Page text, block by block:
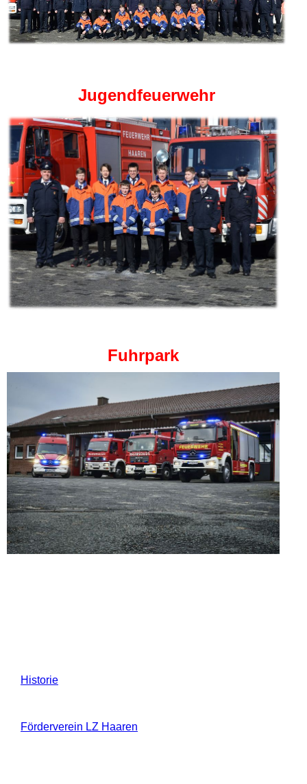
Jugendfeuerwehr
Fuhrpark
Historie
Förderverein LZ Haaren